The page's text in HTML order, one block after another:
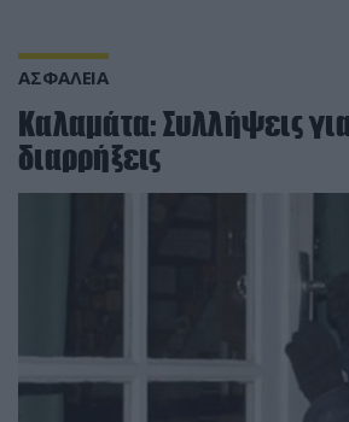
ΑΣΦΑΛΕΙΑ
Καλαμάτα: Συλλήψεις
διαρρήξεις